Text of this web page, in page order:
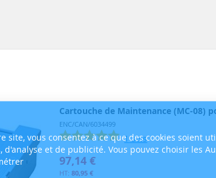
site, vous consentez à ce que des cookies soient
d'analyse et de publicité. Vous pouvez choisir les
Cartouche de Maintenance (MC-08)
ENC/CAN/6034499
1avis
97,14 €
80,95 €